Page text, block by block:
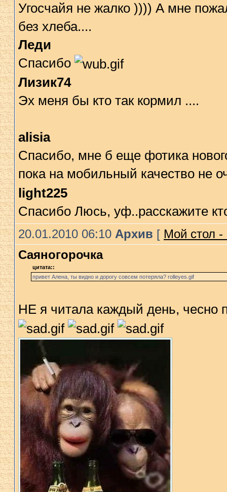
Угосчайя не жалко )))) А мне
без хлеба....
Леди
Спасибо
Лизик74
Эх меня бы кто так кормил ....
alisia
Спасибо, мне б еще фотика
пока на мобильный качество не
light225
Спасибо Люсь, уф..расскажите
20.01.2010 06:10 Архив [ Мой стол -
Саяногорочка
цитата::
привет Алена, ты видно и дорогу совсем потеряла? rolleyes.gif
НЕ я читала каждый день, чесно